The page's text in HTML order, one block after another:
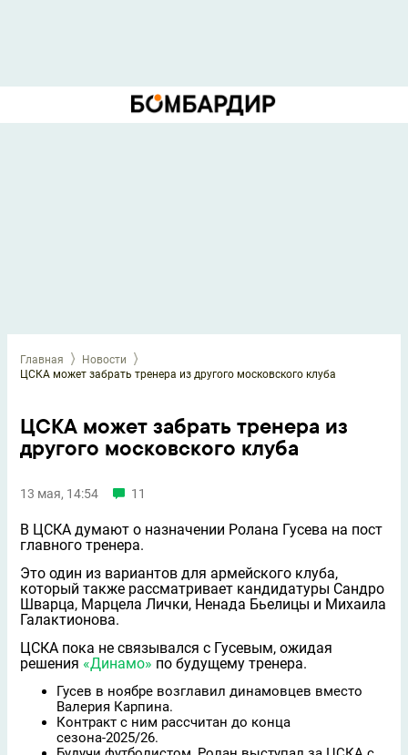
Главная
Новости
ЦСКА может забрать тренера из другого московского клуба
ЦСКА может забрать тренера из
другого московского клуба
13 мая, 14:54 11
В ЦСКА думают о назначении Ролана Гусева на пост
главного тренера.
Это один из вариантов для армейского клуба,
который также рассматривает кандидатуры Сандро
Шварца, Марцела Лички, Ненада Бьелицы и Михаила
Галактионова.
ЦСКА пока не связывался с Гусевым, ожидая
решения «Динамо» по будущему тренера.
Гусев в ноябре возглавил динамовцев вместо
Валерия Карпина.
Контракт с ним рассчитан до конца
сезона-2025/26.